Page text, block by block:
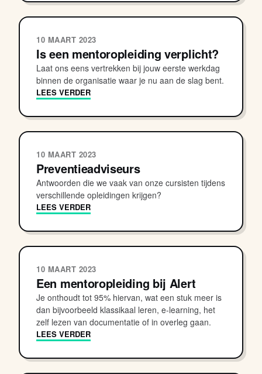
10 MAART 2023
Is een mentoropleiding verplicht?
Laat ons eens vertrekken bij jouw eerste werkdag
binnen de organisatie waar je nu aan de slag bent.
LEES VERDER
10 MAART 2023
Preventieadviseurs
Antwoorden die we vaak van onze cursisten tijdens
verschillende opleidingen krijgen?
LEES VERDER
10 MAART 2023
Een mentoropleiding bij Alert
Je onthoudt tot 95% hiervan, wat een stuk meer is
dan bijvoorbeeld klassikaal leren, e-learning, het
zelf lezen van documentatie of in overleg gaan.
LEES VERDER